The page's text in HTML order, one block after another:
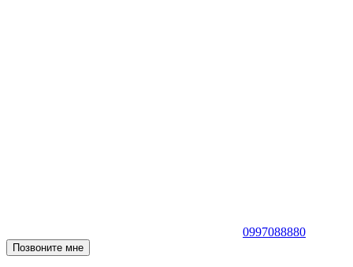
0997088880
Позвоните мне